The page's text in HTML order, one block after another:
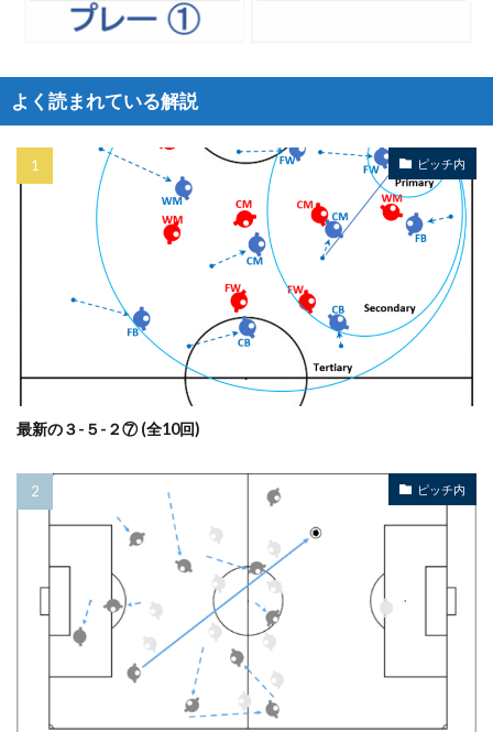
よく読まれている解説
ピッチ内
最新の３-５-２⑦ (全10回)
ピッチ内